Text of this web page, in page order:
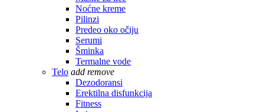
Noćne kreme
Pilinzi
Predeo oko očiju
Serumi
Šminka
Termalne vode
Telo add remove
Dezodoransi
Erektilna disfunkcija
Fitness